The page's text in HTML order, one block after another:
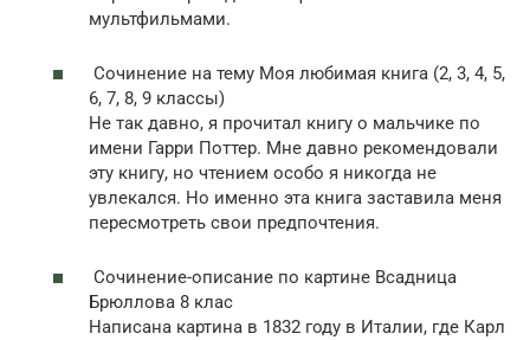
мультфильмами.
Сочинение на тему Моя любимая книга (2, 3, 4, 5,
6, 7, 8, 9 классы)
Не так давно, я прочитал книгу о мальчике по
имени Гарри Поттер. Мне давно рекомендовали
эту книгу, но чтением особо я никогда не
увлекался. Но именно эта книга заставила меня
пересмотреть свои предпочтения.
Сочинение-описание по картине Всадница
Брюллова 8 клас
Написана картина в 1832 году в Италии, где Карл